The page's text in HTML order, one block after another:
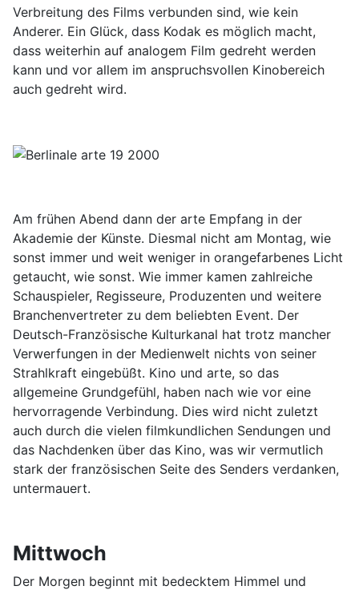
Verbreitung des Films verbunden sind, wie kein
Anderer. Ein Glück, dass Kodak es möglich macht,
dass weiterhin auf analogem Film gedreht werden
kann und vor allem im anspruchsvollen Kinobereich
auch gedreht wird.
Am frühen Abend dann der arte Empfang in der
Akademie der Künste. Diesmal nicht am Montag, wie
sonst immer und weit weniger in orangefarbenes Licht
getaucht, wie sonst. Wie immer kamen zahlreiche
Schauspieler, Regisseure, Produzenten und weitere
Branchenvertreter zu dem beliebten Event. Der
Deutsch-Französische Kulturkanal hat trotz mancher
Verwerfungen in der Medienwelt nichts von seiner
Strahlkraft eingebüßt. Kino und arte, so das
allgemeine Grundgefühl, haben nach wie vor eine
hervorragende Verbindung. Dies wird nicht zuletzt
auch durch die vielen filmkundlichen Sendungen und
das Nachdenken über das Kino, was wir vermutlich
stark der französischen Seite des Senders verdanken,
untermauert.
Mittwoch
Der Morgen beginnt mit bedecktem Himmel und